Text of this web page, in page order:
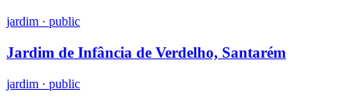
jardim · public
Jardim de Infância de Verdelho, Santarém
jardim · public